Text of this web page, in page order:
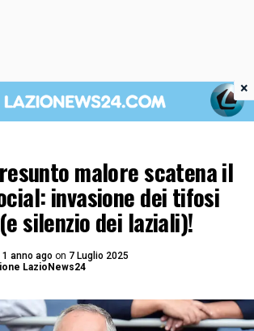
malore scatena il
invasione dei tifosi
silenzio dei laziali)!
1 anno ago on 7 Luglio 2025
LazioNews24
×